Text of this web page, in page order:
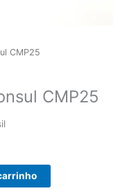
CMP25
CMP25